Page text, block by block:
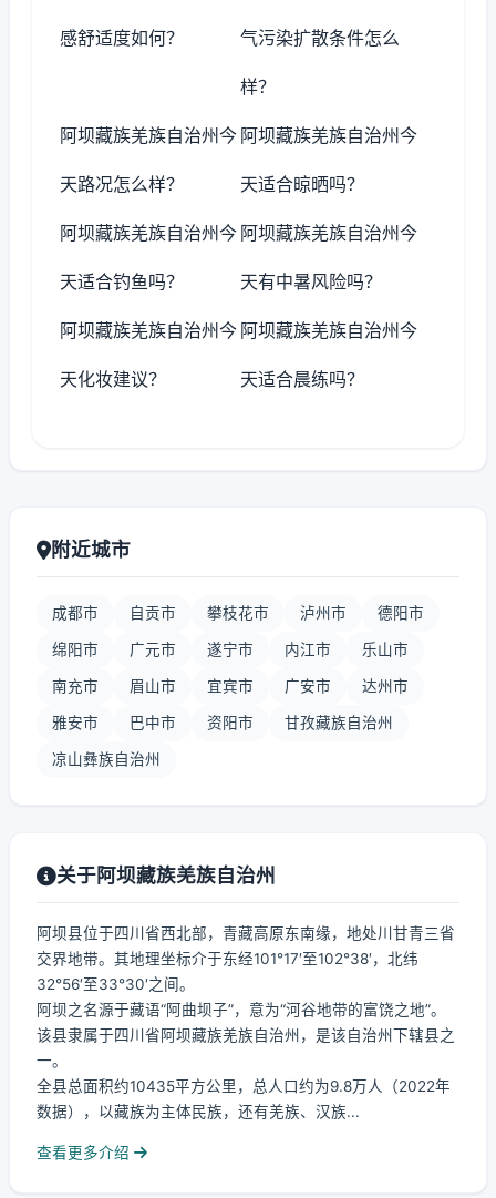
感舒适度如何？ 气污染扩散条件怎么
样？
阿坝藏族羌族自治州今
天路况怎么样？
阿坝藏族羌族自治州今
天适合晾晒吗？
阿坝藏族羌族自治州今
天适合钓鱼吗？
阿坝藏族羌族自治州今
天有中暑风险吗？
阿坝藏族羌族自治州今
天化妆建议？
阿坝藏族羌族自治州今
天适合晨练吗？
附近城市
成都市 自贡市 攀枝花市 泸州市 德阳市
绵阳市 广元市 遂宁市 内江市 乐山市
南充市 眉山市 宜宾市 广安市 达州市
雅安市 巴中市 资阳市 甘孜藏族自治州
凉山彝族自治州
关于阿坝藏族羌族自治州
阿坝县位于四川省西北部，青藏高原东南缘，地处川甘青三省
交界地带。其地理坐标介于东经101°17′至102°38′，北纬
32°56′至33°30′之间。
阿坝之名源于藏语“阿曲坝子”，意为“河谷地带的富饶之地”。
该县隶属于四川省阿坝藏族羌族自治州，是该自治州下辖县之
一。
全县总面积约10435平方公里，总人口约为9.8万人（2022年
数据），以藏族为主体民族，还有羌族、汉族...
查看更多介绍